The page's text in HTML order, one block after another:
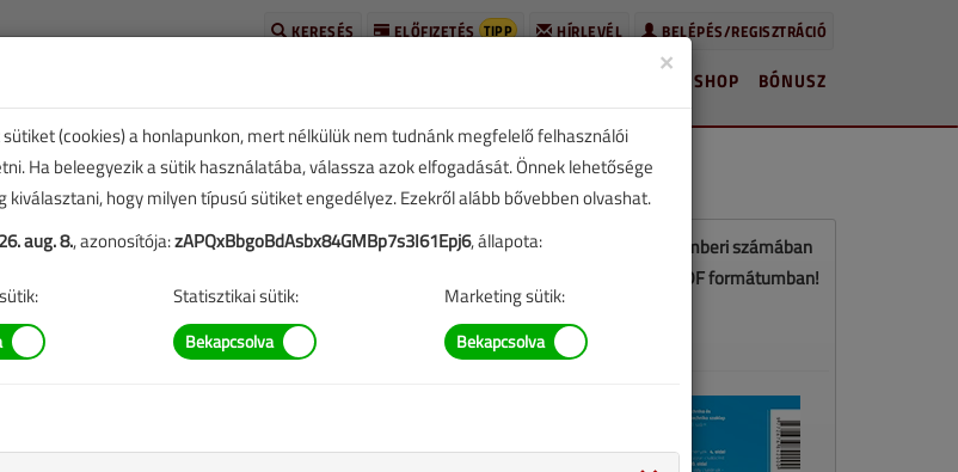
BELÉPÉS/REGISZTRÁCIÓ
HÍRLEVÉL
ELŐFIZETÉS TIPP
KERESÉS
BÓNUSZ
SHOP
TARTALOM
Ez a cikk a VGF&HKL 2023. szeptemberi számában
jelent meg. Töltse le a lapszámot PDF formátumban!
×
(cookies) a honlapunkon, mert nélkülük nem tudnánk megfelelő felhasználói
Ha beleegyezik a sütik használatába, válassza azok elfogadását. Önnek lehetősége
hogy milyen típusú sütiket engedélyez. Ezekről alább bővebben olvashat.
aug. 8., azonosítója:zAPQxBbgoBdAsbx84GMBp7s3I61Epj6, állapota:
Statisztikai sütik: Marketing sütik: